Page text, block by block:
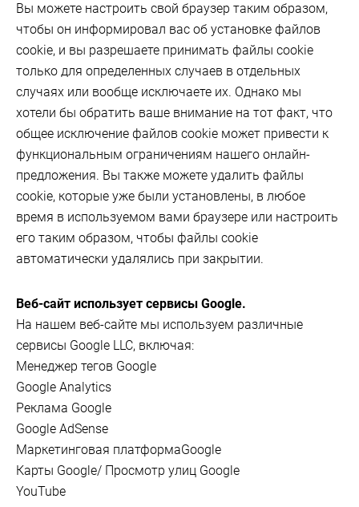
Вы можете настроить свой браузер таким образом,
чтобы он информировал вас об установке файлов
cookie, и вы разрешаете принимать файлы cookie
только для определенных случаев в отдельных
случаях или вообще исключаете их. Однако мы
хотели бы обратить ваше внимание на тот факт, что
общее исключение файлов cookie может привести к
функциональным ограничениям нашего онлайн-
предложения. Вы также можете удалить файлы
cookie, которые уже были установлены, в любое
время в используемом вами браузере или настроить
его таким образом, чтобы файлы cookie
автоматически удалялись при закрытии.
Веб-сайт использует сервисы Google.
На нашем веб-сайте мы используем различные
сервисы Google LLC, включая:
Менеджер тегов Google
Google Analytics
Реклама Google
Google AdSense
Маркетинговая платформаGoogle
Карты Google/ Просмотр улиц Google
YouTube